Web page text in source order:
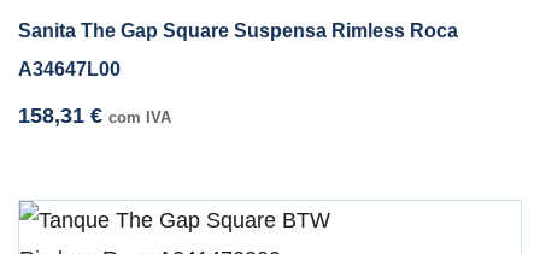
Sanita The Gap Square Suspensa Rimless Roca
A34647L00
158,31 € com IVA